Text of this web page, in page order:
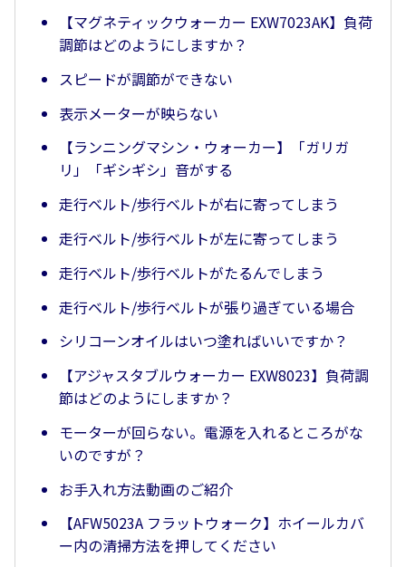
【マグネティックウォーカー EXW7023AK】負荷
調節はどのようにしますか？
スピードが調節ができない
表示メーターが映らない
【ランニングマシン・ウォーカー】「ガリガ
リ」「ギシギシ」音がする
走行ベルト/歩行ベルトが右に寄ってしまう
走行ベルト/歩行ベルトが左に寄ってしまう
走行ベルト/歩行ベルトがたるんでしまう
走行ベルト/歩行ベルトが張り過ぎている場合
シリコーンオイルはいつ塗ればいいですか？
【アジャスタブルウォーカー EXW8023】負荷調
節はどのようにしますか？
モーターが回らない。電源を入れるところがな
いのですが？
お手入れ方法動画のご紹介
【AFW5023A フラットウォーク】ホイールカバ
ー内の清掃方法を押してください